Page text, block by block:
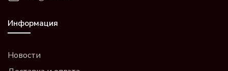
Информация
Новости